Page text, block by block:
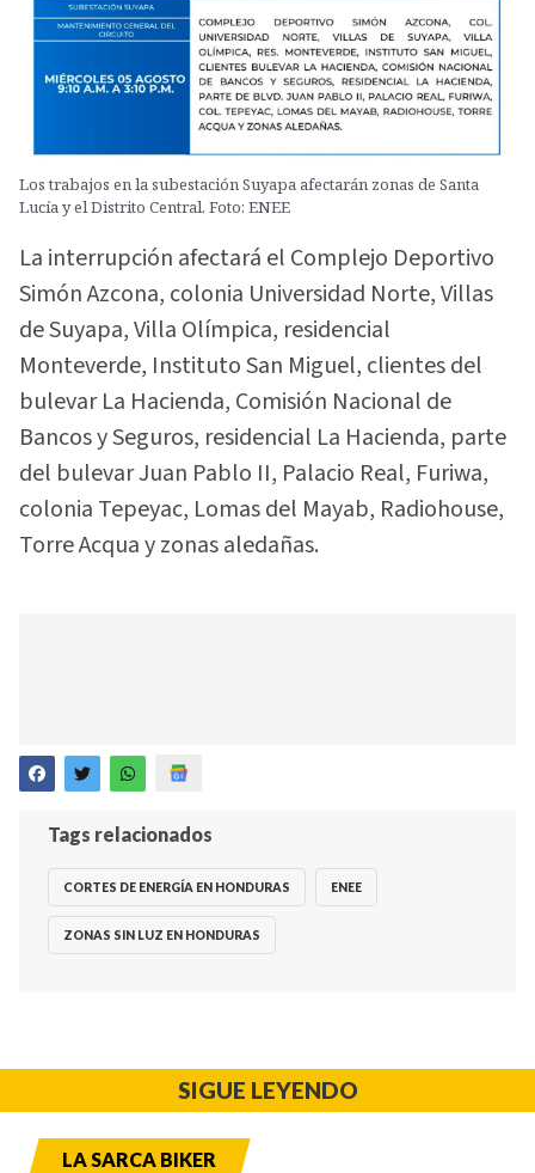
Los trabajos en la subestación Suyapa afectarán zonas de Santa
Lucía y el Distrito Central. Foto: ENEE
La interrupción afectará el Complejo Deportivo
Simón Azcona, colonia Universidad Norte, Villas
de Suyapa, Villa Olímpica, residencial
Monteverde, Instituto San Miguel, clientes del
bulevar La Hacienda, Comisión Nacional de
Bancos y Seguros, residencial La Hacienda, parte
del bulevar Juan Pablo II, Palacio Real, Furiwa,
colonia Tepeyac, Lomas del Mayab, Radiohouse,
Torre Acqua y zonas aledañas.
Tags relacionados
CORTES DE ENERGÍA EN HONDURAS ENEE
ZONAS SIN LUZ EN HONDURAS
SIGUE LEYENDO
LA SARCA BIKER